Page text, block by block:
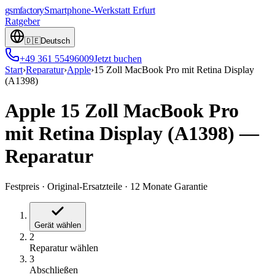
gsmfactorySmartphone-Werkstatt Erfurt
Ratgeber
🇩🇪Deutsch
+49 361 55496009Jetzt buchen
Start›Reparatur›Apple›15 Zoll MacBook Pro mit Retina Display
(A1398)
Apple 15 Zoll MacBook Pro
mit Retina Display (A1398) —
Reparatur
Festpreis · Original-Ersatzteile · 12 Monate Garantie
Gerät wählen
2
Reparatur wählen
3
Abschließen